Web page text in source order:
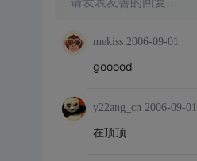
mekiss 2006-09-01
gooood
y22ang_cn 2006-09-01
在顶顶